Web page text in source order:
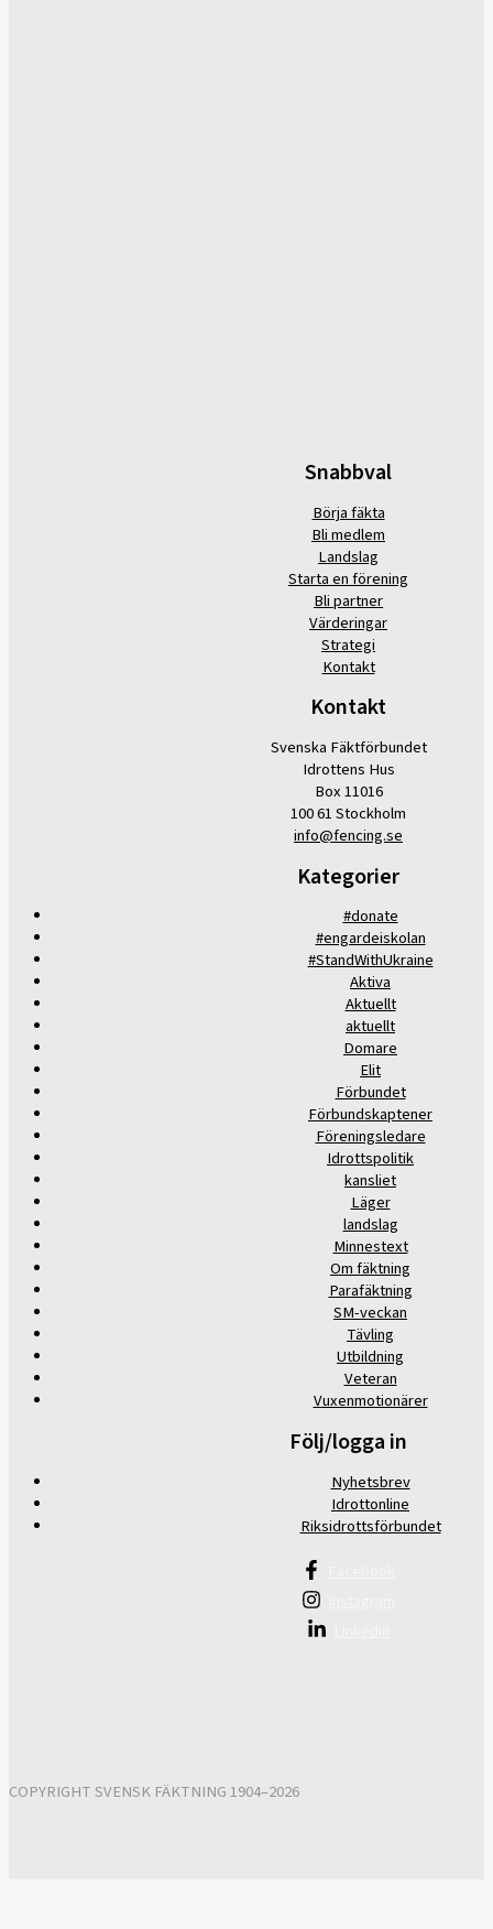
Snabbval
Börja fäkta
Bli medlem
Landslag
Starta en förening
Bli partner
Värderingar
Strategi
Kontakt
Kontakt
Svenska Fäktförbundet
Idrottens Hus
Box 11016
100 61 Stockholm
info@fencing.se
Kategorier
#donate
#engardeiskolan
#StandWithUkraine
Aktiva
Aktuellt
aktuellt
Domare
Elit
Förbundet
Förbundskaptener
Föreningsledare
Idrottspolitik
kansliet
Läger
landslag
Minnestext
Om fäktning
Parafäktning
SM-veckan
Tävling
Utbildning
Veteran
Vuxenmotionärer
Följ/logga in
Nyhetsbrev
Idrottonline
Riksidrottsförbundet
COPYRIGHT SVENSK FÄKTNING 1904–2026